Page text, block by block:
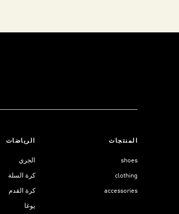
المنتجات
shoes
clothing
accessories
الرياضات
الجري
كرة السلة
كرة القدم
يوغا